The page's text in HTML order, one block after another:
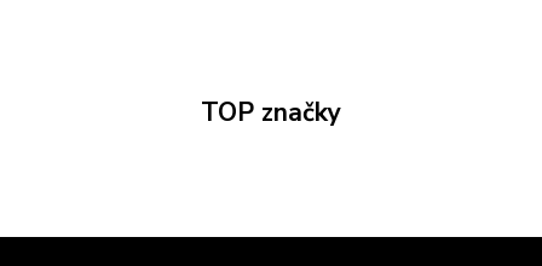
TOP značky